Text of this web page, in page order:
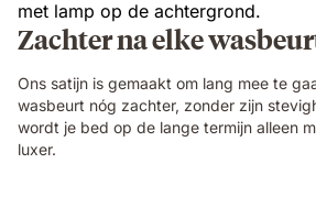
Zachter na elke
Ons satijn is gemaakt om lang mee te
wasbeurt nóg zachter, zonder zijn
wordt je bed op de lange termijn alleen
luxer.